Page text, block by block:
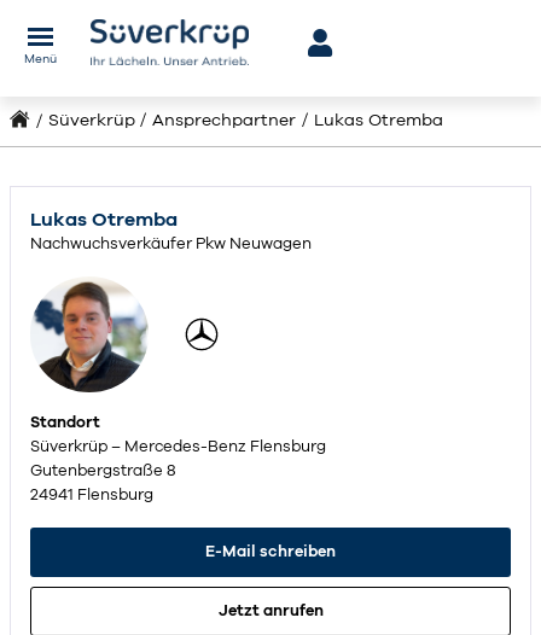
Menü
Süverkrüp Ansprechpartner Lukas Otremba
Lukas Otremba
Nachwuchsverkäufer Pkw Neuwagen
Standort
Süverkrüp – Mercedes-Benz Flensburg
Gutenbergstraße 8
24941 Flensburg
E-Mail schreiben
Jetzt anrufen